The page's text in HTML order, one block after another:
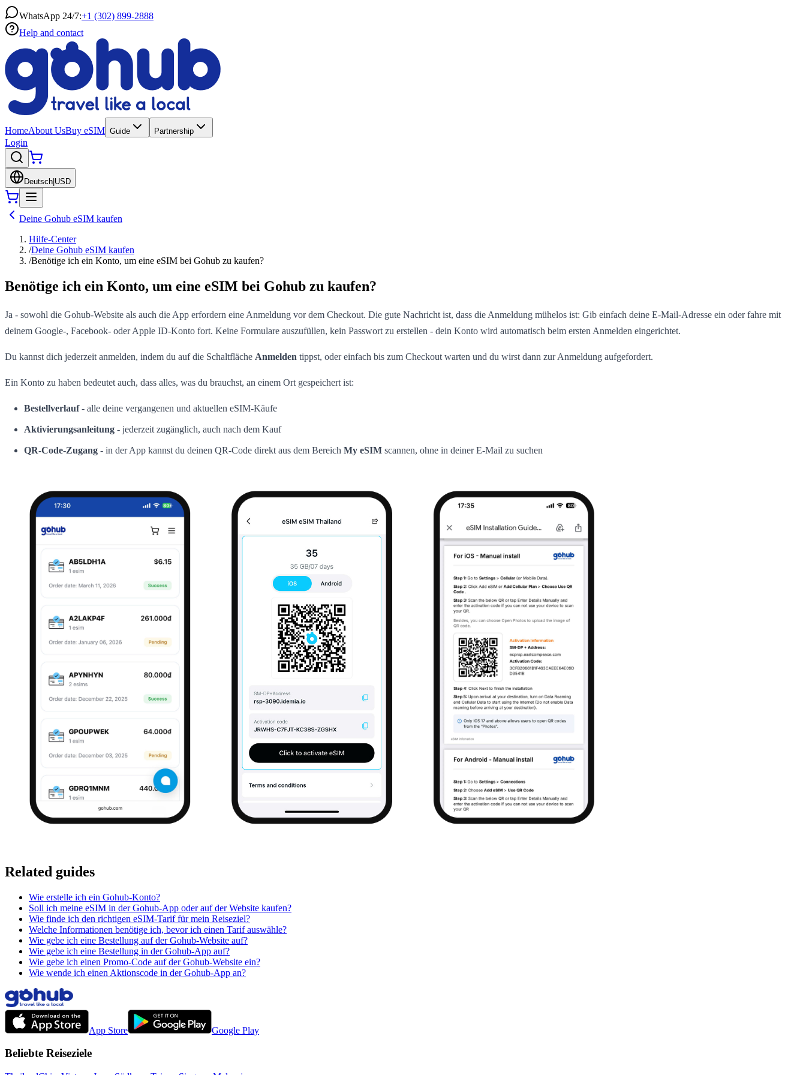
WhatsApp 24/7:+1 (302) 899-2888
Help and contact
HomeAbout UsBuy eSIM Guide Partnership
Login
Deutsch USD
Deine Gohub eSIM kaufen
Hilfe-Center
/Deine Gohub eSIM kaufen
/Benötige ich ein Konto, um eine eSIM bei Gohub zu kaufen?
Benötige ich ein Konto, um eine eSIM bei Gohub zu kaufen?
Ja - sowohl die Gohub-Website als auch die App erfordern eine Anmeldung vor dem Checkout. Die gute Nachricht ist, dass die Anmeldung mühelos ist: Gib einfach deine E-Mail-Adresse ein oder fahre mit
deinem Google-, Facebook- oder Apple ID-Konto fort. Keine Formulare auszufüllen, kein Passwort zu erstellen - dein Konto wird automatisch beim ersten Anmelden eingerichtet.
Du kannst dich jederzeit anmelden, indem du auf die Schaltfläche Anmelden tippst, oder einfach bis zum Checkout warten und du wirst dann zur Anmeldung aufgefordert.
Ein Konto zu haben bedeutet auch, dass alles, was du brauchst, an einem Ort gespeichert ist:
Bestellverlauf- alle deine vergangenen und aktuellen eSIM-Käufe
Aktivierungsanleitung - jederzeit zugänglich, auch nach dem Kauf
QR-Code-Zugang - in der App kannst du deinen QR-Code direkt aus dem Bereich My eSIM scannen, ohne in deiner E-Mail zu suchen
Related guides
Wie erstelle ich ein Gohub-Konto?
Soll ich meine eSIM in der Gohub-App oder auf der Website kaufen?
Wie finde ich den richtigen eSIM-Tarif für mein Reiseziel?
Welche Informationen benötige ich, bevor ich einen Tarif auswähle?
Wie gebe ich eine Bestellung auf der Gohub-Website auf?
Wie gebe ich eine Bestellung in der Gohub-App auf?
Wie gebe ich einen Promo-Code auf der Gohub-Website ein?
Wie wende ich einen Aktionscode in der Gohub-App an?
App Store Google Play
Beliebte Reiseziele